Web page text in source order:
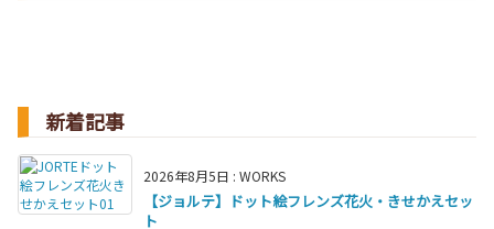
新着記事
2026年8月5日 : WORKS
【ジョルテ】ドット絵フレンズ花火・きせかえセッ
ト